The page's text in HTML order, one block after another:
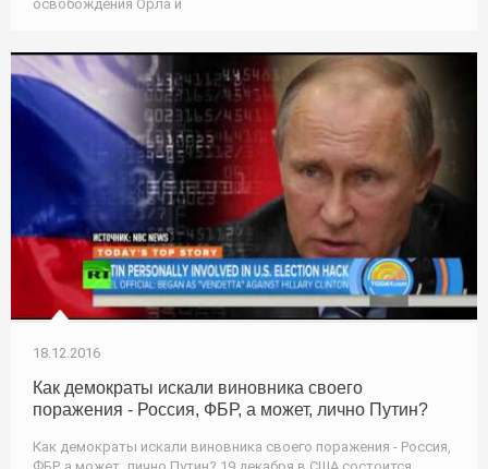
освобождения Орла и
18.12.2016
Как демократы искали виновника своего
поражения - Россия, ФБР, а может, лично Путин?
Как демократы искали виновника своего поражения - Россия,